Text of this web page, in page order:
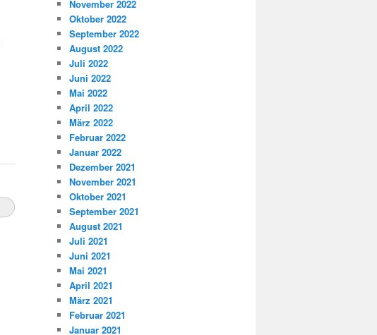
November 2022
Oktober 2022
September 2022
August 2022
Juli 2022
Juni 2022
Mai 2022
April 2022
März 2022
Februar 2022
Januar 2022
Dezember 2021
November 2021
Oktober 2021
September 2021
August 2021
Juli 2021
Juni 2021
Mai 2021
April 2021
März 2021
Februar 2021
Januar 2021